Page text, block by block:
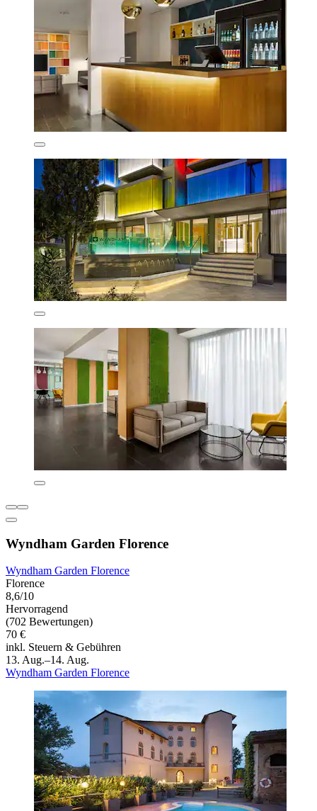
Wyndham Garden Florence
Wyndham Garden Florence
Florence
8,6/10
Hervorragend
(702 Bewertungen)
70 €
inkl. Steuern & Gebühren
13. Aug.–14. Aug.
Wyndham Garden Florence